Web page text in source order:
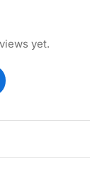
yet.